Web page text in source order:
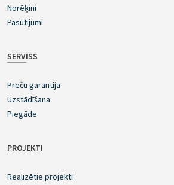
Norēķini
Pasūtījumi
SERVISS
Preču garantija
Uzstādīšana
Piegāde
PROJEKTI
Realizētie projekti